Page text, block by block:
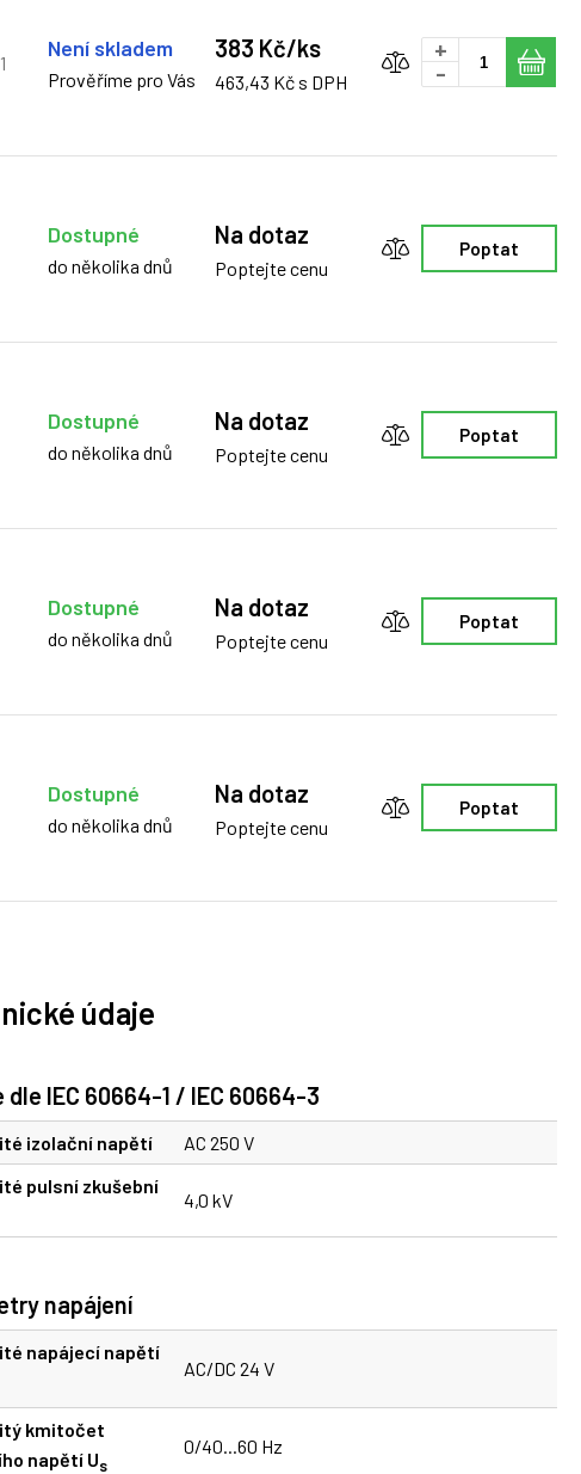
Není skladem
Prověříme pro Vás
383 Kč/ks
463,43 Kč s DPH
+
-
Dostupné
do několika dnů
Na dotaz
Poptejte cenu
Poptat
Dostupné
do několika dnů
Na dotaz
Poptejte cenu
Poptat
Dostupné
do několika dnů
Na dotaz
Poptejte cenu
Poptat
Dostupné
do několika dnů
Na dotaz
Poptejte cenu
Poptat
údaje
dle IEC 60664-1 / IEC 60664-3
izolační napětí
AC 250 V
pulsní zkušební
4,0 kV
napájení
napájecí napětí
AC/DC 24 V
kmitočet
napětí Us
0/40...60 Hz